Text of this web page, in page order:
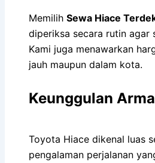
Memilih Sewa Hiace
diperiksa secara rutin agar
Kami juga menawarkan
jauh maupun dalam kota.
Keunggulan
Toyota Hiace dikenal luas
pengalaman perjalanan